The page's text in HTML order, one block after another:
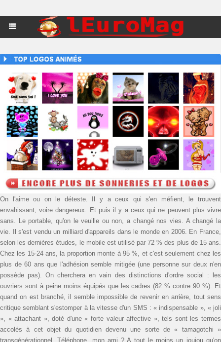
On l'aime ou on le déteste. Il y a ceux qui s'en méfient, le trouvent
envahissant, voire dangereux. Et puis il y a ceux qui ne peuvent plus vivre
sans. Le portable, qu'on le veuille ou non, a changé nos vies. A changé la
vie. Il s'est vendu un milliard d'appareils dans le monde en 2006. En France,
selon les dernières études, le mobile est utilisé par 72 % des plus de 15 ans.
Chez les 15-24 ans, la proportion monte à 95 %, et c'est seulement chez les
plus de 60 ans que l'adhésion semble mitigée (une personne sur deux n'en
possède pas). On cherchera en vain des distinctions d'ordre social : les
ouvriers sont à peine moins équipés que les cadres (82 % contre 90 %). Et
quand on est branché, il semble impossible de revenir en arrière, tout sens
critique semblant s'estomper à la vitesse d'un SMS : « indispensable », « joli
», « attachant », doté d'une « forte valeur affective », tels sont les termes
accolés à cet objet du quotidien devenu une sorte de « tamagotchi »
transgénérationnel. Téléphone, mon ami ? A tout le moins un joujou qu'on